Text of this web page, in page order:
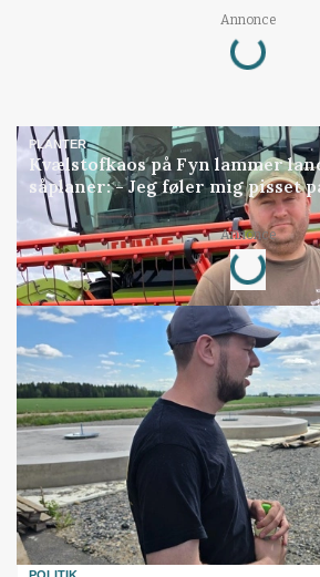
Annonce
Loading...
PLANTER
Kvælstofkaos på Fyn lammer
såplaner: - Jeg føler mig pisset
Annonce
Loading...